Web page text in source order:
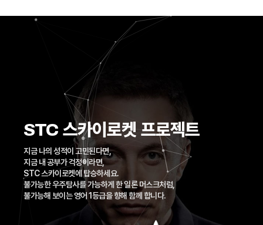
STC 스카이로켓 프로젝트
지금 나의 성적이 고민된다면,
지금 내 공부가 걱정이라면,
STC 스카이로켓에 탑승하세요.
불가능한 우주탐사를 가능하게 한 일론 머스크처럼,
불가능해 보이는 영어 1등급을 향해 함께 합니다.